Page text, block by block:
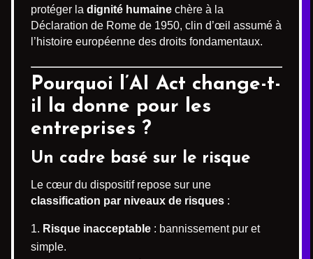
protéger la dignité humaine chère à la
Déclaration de Rome de 1950, clin d’œil assumé à
l’histoire européenne des droits fondamentaux.
Pourquoi l’AI Act change-t-
il la donne pour les
entreprises ?
Un cadre basé sur le risque
Le cœur du dispositif repose sur une
classification par niveaux de risques :
Risque inacceptable : bannissement pur et
simple.